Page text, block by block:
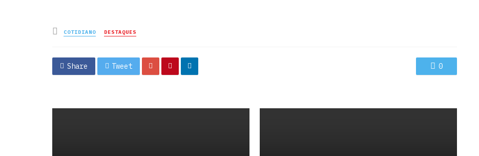
Posted
in
COTIDIANO DESTAQUES
Share Tweet 0